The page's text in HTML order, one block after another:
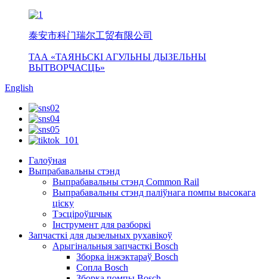
泰安市科门瑞尔工贸有限公司
ТАА «ТАЯНЬСКІ АГУЛЬНЫ ДЫЗЕЛЬНЫ
ВЫТВОРЧАСЦЬ»
English
Галоўная
Выпрабавальны стэнд
Выпрабавальны стэнд Common Rail
Выпрабавальны стэнд паліўнага помпы высокага
ціску
Тэсціроўшчык
Інструмент для разборкі
Запчасткі для дызельных рухавікоў
Арыгінальныя запчасткі Bosch
Зборка інжэктараў Bosch
Сопла Bosch